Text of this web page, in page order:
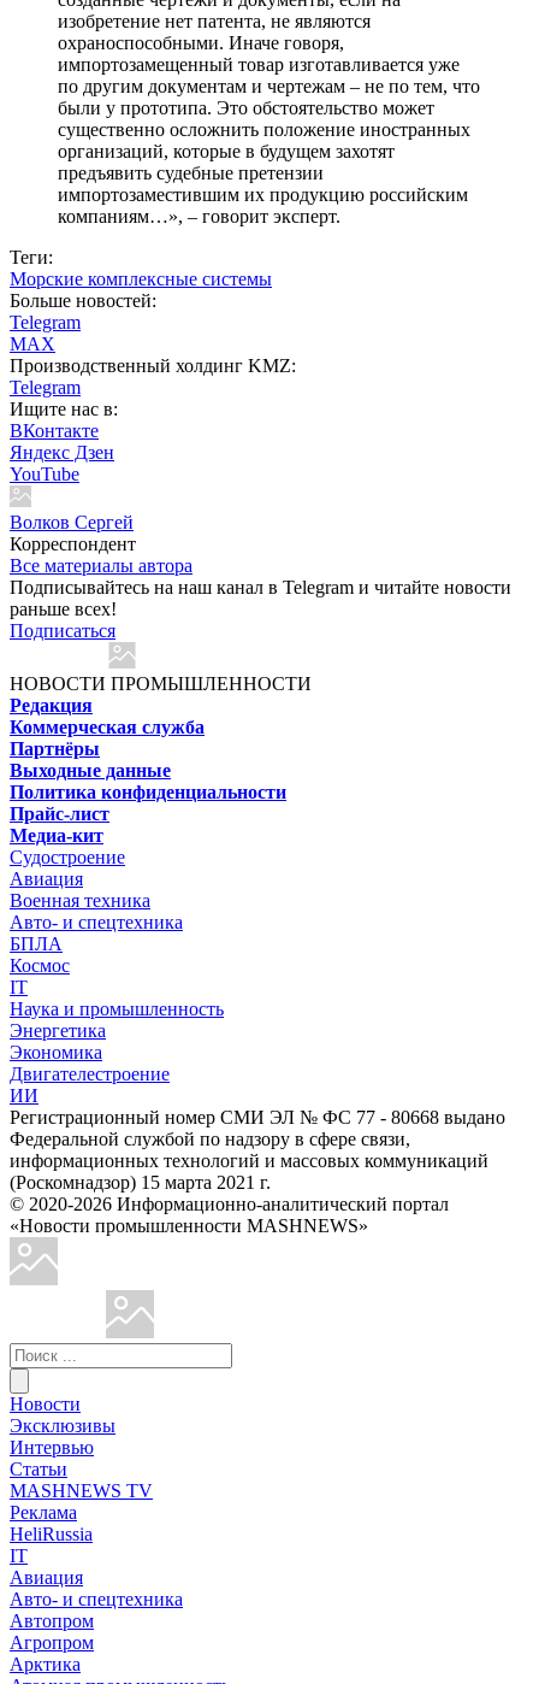
изобретение нет патента, не являются
охраноспособными. Иначе говоря,
импортозамещенный товар изготавливается уже
по другим документам и чертежам – не по тем, что
были у прототипа. Это обстоятельство может
существенно осложнить положение иностранных
организаций, которые в будущем захотят
предъявить судебные претензии
импортозаместившим их продукцию российским
компаниям…», – говорит эксперт.
Теги:
Морские комплексные системы
Больше новостей:
Telegram
MAX
Производственный холдинг KMZ:
Telegram
Ищите нас в:
ВКонтакте
Яндекс Дзен
YouTube
Волков Сергей
Корреспондент
Все материалы автора
Подписывайтесь на наш канал в Telegram и читайте новости
раньше всех!
Подписаться
НОВОСТИ ПРОМЫШЛЕННОСТИ
Редакция
Коммерческая служба
Партнёры
Выходные данные
Политика конфиденциальности
Прайс-лист
Медиа-кит
Судостроение
Авиация
Военная техника
Авто- и спецтехника
БПЛА
Космос
IT
Наука и промышленность
Энергетика
Экономика
Двигателестроение
ИИ
Регистрационный номер СМИ ЭЛ № ФС 77 - 80668 выдано
Федеральной службой по надзору в сфере связи,
информационных технологий и массовых коммуникаций
(Роскомнадзор) 15 марта 2021 г.
© 2020-2026 Информационно-аналитический портал
«Новости промышленности MASHNEWS»
Новости
Эксклюзивы
Интервью
Статьи
MASHNEWS TV
Реклама
HeliRussia
IT
Авиация
Авто- и спецтехника
Автопром
Агропром
Арктика